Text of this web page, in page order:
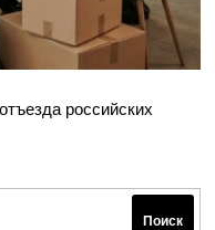
российских
Поиск